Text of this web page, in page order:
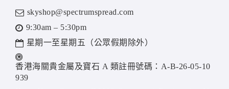
skyshop@spectrumspread.com
9:30am – 5:30pm
星期一至星期五（公眾假期除外）
香港海關貴金屬及寶石 A 類註冊號碼：A-B-26-05-10
939